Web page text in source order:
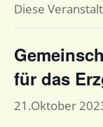
Diese
für das
21.Oktober